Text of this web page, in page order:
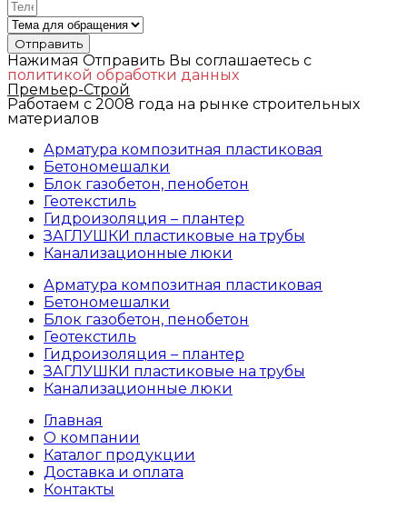
Отправить
Нажимая Отправить Вы соглашаетесь с
политикой обработки данных
Премьер-Строй
Работаем с 2008 года на рынке строительных
материалов
Арматура композитная пластиковая
Бетономешалки
Блок газобетон, пенобетон
Геотекстиль
Гидроизоляция – плантер
ЗАГЛУШКИ пластиковые на трубы
Канализационные люки
Арматура композитная пластиковая
Бетономешалки
Блок газобетон, пенобетон
Геотекстиль
Гидроизоляция – плантер
ЗАГЛУШКИ пластиковые на трубы
Канализационные люки
Главная
О компании
Каталог продукции
Доставка и оплата
Контакты